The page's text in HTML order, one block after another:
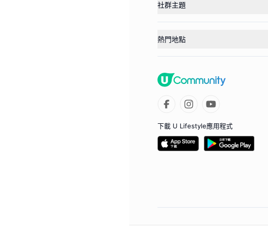
社群主題
熱門地點
下載 U Lifestyle應用程式